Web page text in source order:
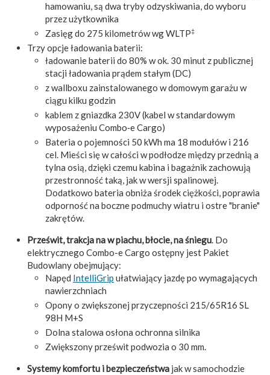
hamowaniu, są dwa tryby odzyskiwania, do wyboru
przez użytkownika
Zasięg do 275 kilometrów wg WLTP‡
Trzy opcje ładowania baterii:
ładowanie baterii do 80% w ok. 30 minut z publicznej
stacji ładowania prądem stałym (DC)
z wallboxu zainstalowanego w domowym garażu w
ciągu kilku godzin
kablem z gniazdka 230V (kabel w standardowym
wyposażeniu Combo‑e Cargo)
Bateria o pojemności 50 kWh ma 18 modułów i 216
cel. Mieści się w całości w podłodze między przednią a
tylna osią, dzięki czemu kabina i bagażnik zachowują
przestronność taką, jak w wersji spalinowej.
Dodatkowo bateria obniża środek ciężkości, poprawia
odporność na boczne podmuchy wiatru i ostre "branie"
zakrętów.
Prześwit, trakcja na w piachu, błocie, na śniegu. Do
elektrycznego Combo-e Cargo ostępny jest Pakiet
Budowlany obejmujący:
Napęd IntelliGrip ułatwiający jazdę po wymagających
nawierzchniach
Opony o zwiększonej przyczepności 215/65R16 SL
98H M+S
Dolna stalowa osłona ochronna silnika
Zwiększony prześwit podwozia o 30 mm.
Systemy komfortu i bezpieczeństwa jak w samochodzie